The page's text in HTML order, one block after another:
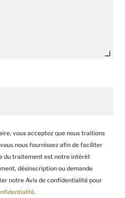
vous acceptez que nous traitions
nous fournissez afin de faciliter
du traitement est notre intérêt
désinscription ou demande
notre Avis de confidentialité pour